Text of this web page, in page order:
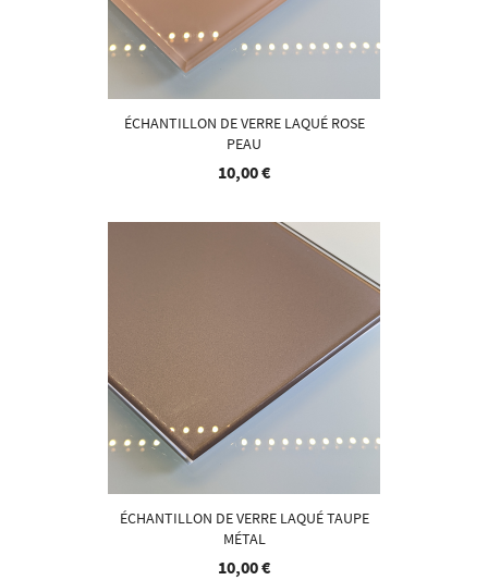
ÉCHANTILLON DE VERRE LAQUÉ ROSE
PEAU
10,00 €
ÉCHANTILLON DE VERRE LAQUÉ TAUPE
MÉTAL
10,00 €